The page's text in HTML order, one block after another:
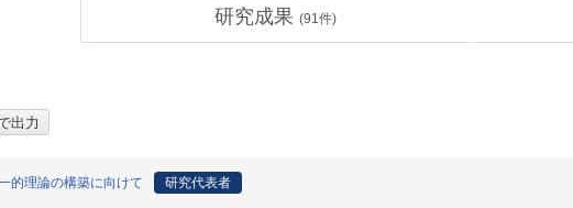
研究成果 (91件)
的理論の構築に向けて 研究代表者